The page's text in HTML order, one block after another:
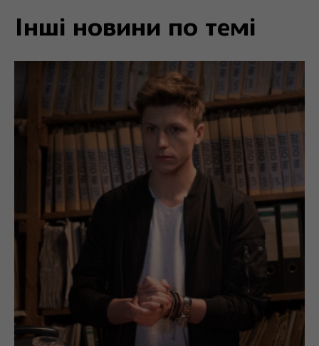
Інші новини по темі